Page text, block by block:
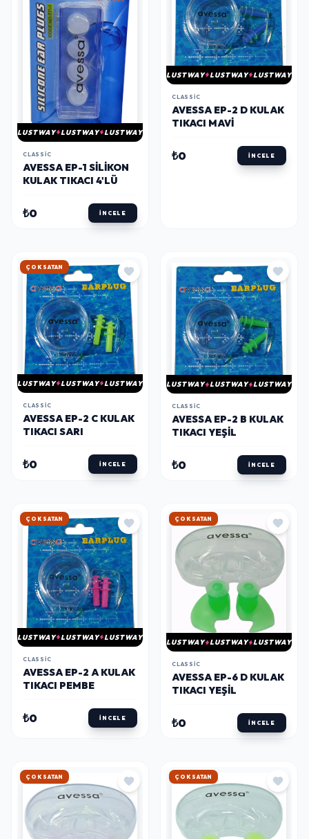
LUSTWAY LUSTWAY LUSTWAY
CLASSIC
AVESSA EP-1 SİLİKON
KULAK TIKACI 4'LÜ
₺0 İNCELE
LUSTWAY LUSTWAY LUSTWAY
CLASSIC
AVESSA EP-2 D KULAK
TIKACI MAVİ
₺0 İNCELE
HIZLI KARGO
LUSTWAY LUSTWAY LUSTWAY
CLASSIC
AVESSA EP-2 C KULAK
TIKACI SARI
₺0 İNCELE
LUSTWAY LUSTWAY LUSTWAY
CLASSIC
AVESSA EP-2 B KULAK
TIKACI YEŞİL
₺0 İNCELE
HIZLI KARGO
LUSTWAY LUSTWAY LUSTWAY
CLASSIC
AVESSA EP-2 A KULAK
TIKACI PEMBE
₺0 İNCELE
HIZLI KARGO
LUSTWAY LUSTWAY LUSTWAY
CLASSIC
AVESSA EP-6 D KULAK
TIKACI YEŞİL
₺0 İNCELE
HIZLI KARGO HIZLI KARGO